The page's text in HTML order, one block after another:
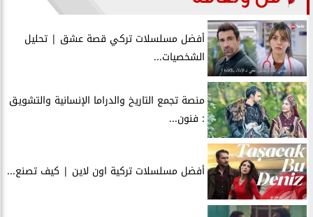
أفضل مسلسلات تركي قصة عشق | تحليل
الشخصيات...
منصة تجمع التاريخ والدراما الإنسانية والتشويق
: فنون...
أفضل مسلسلات تركية اون لاين | كيف تصنع...